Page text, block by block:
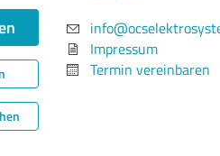
Impressum
Termin vereinbaren